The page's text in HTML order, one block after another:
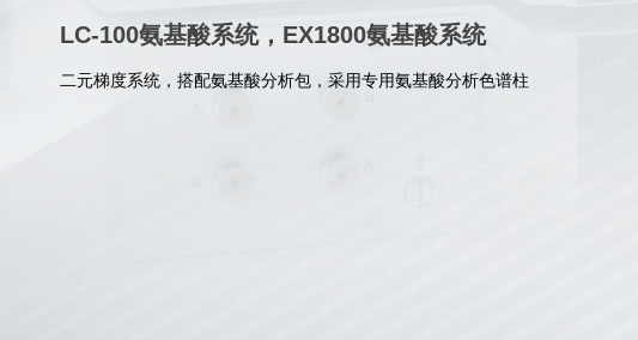
LC-100氨基酸系统，EX1800氨基酸系统
二元梯度系统，搭配氨基酸分析包，采用专用氨基酸分析色谱柱